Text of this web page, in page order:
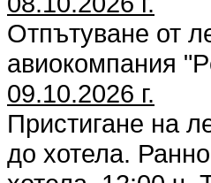
Отпътуване от
авиокомпания
09.10.2026 г.
Пристигане на
до хотела.